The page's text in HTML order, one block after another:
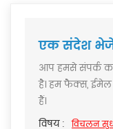
एक संदेश
आप हमसे संपर्क
है। हम फैक्स,
हैं।
विषय : विचलन